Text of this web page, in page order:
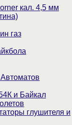
кал. 4,5 мм
газ
и Байкал
глушителя и